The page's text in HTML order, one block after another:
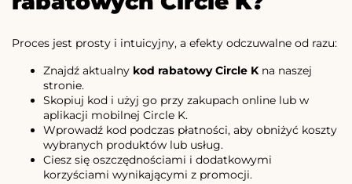
Proces jest prosty i intuicyjny, a efekty odczuwalne od razu:
Znajdź aktualny kod rabatowy Circle Kna naszej
stronie.
Skopiuj kod i użyj go przy zakupach online lub w
aplikacji mobilnej Circle K.
Wprowadź kod podczas płatności, aby obniżyć koszty
wybranych produktów lub usług.
Ciesz się oszczędnościami i dodatkowymi
korzyściami wynikającymi z promocji.